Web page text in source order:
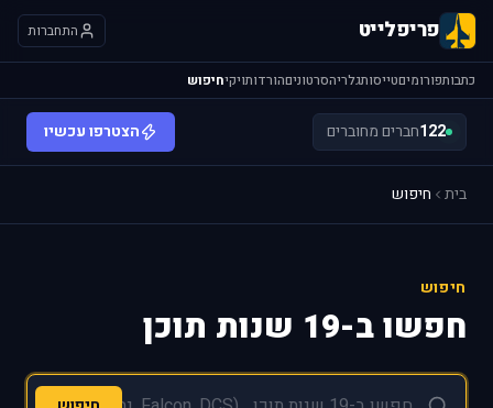
פריפלייט התחברות
כתבותפורומיםטייסותגלריהסרטוניםהורדותויקיחיפוש
122חברים מחוברים הצטרפו עכשיו
בית חיפוש
חיפוש
חפשו ב-19 שנות תוכן